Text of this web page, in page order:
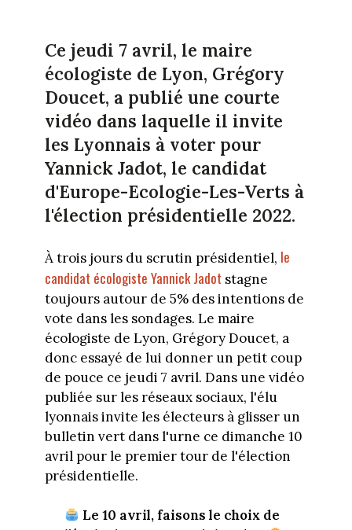
Ce jeudi 7 avril, le maire
écologiste de Lyon, Grégory
Doucet, a publié une courte
vidéo dans laquelle il invite
les Lyonnais à voter pour
Yannick Jadot, le candidat
d'Europe-Ecologie-Les-Verts à
l'élection présidentielle 2022.
À trois jours du scrutin présidentiel, le
candidat écologiste Yannick Jadot stagne
toujours autour de 5% des intentions de
vote dans les sondages. Le maire
écologiste de Lyon, Grégory Doucet, a
donc essayé de lui donner un petit coup
de pouce ce jeudi 7 avril. Dans une vidéo
publiée sur les réseaux sociaux, l'élu
lyonnais invite les électeurs à glisser un
bulletin vert dans l'urne ce dimanche 10
avril pour le premier tour de l'élection
présidentielle.
Le 10 avril, faisons le choix de